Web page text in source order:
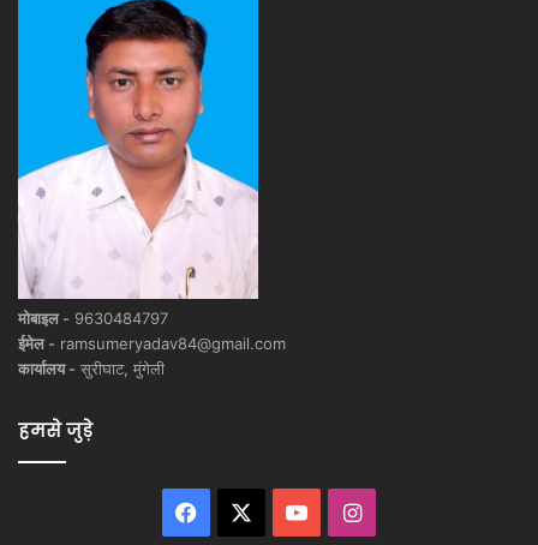
मोबाइल - 9630484797
ईमेल - ramsumeryadav84@gmail.com
कार्यालय - सुरीघाट, मुंगेली
हमसे जुड़े
Facebook YouTubeInstagram